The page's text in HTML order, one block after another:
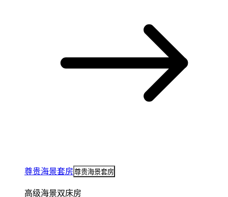
尊贵海景套房 尊贵海景套房
高级海景双床房